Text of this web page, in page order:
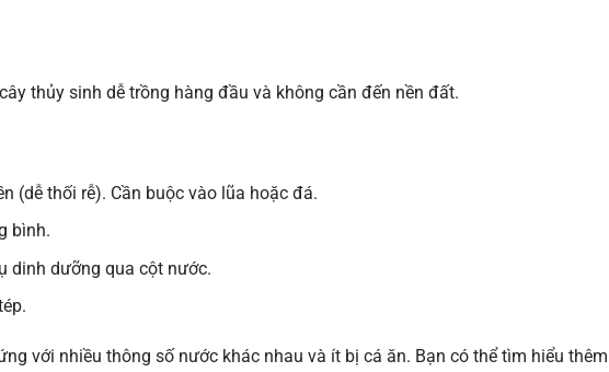
thủy sinh dễ trồng hàng đầu và không cần đến nền đất.
(dễ thối rễ). Cần buộc vào lũa hoặc đá.
bình.
dinh dưỡng qua cột nước.
với nhiều thông số nước khác nhau và ít bị cá ăn. Bạn có thể tìm hiểu thêm